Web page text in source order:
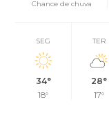
Chance de chuva
SEG
34°
18°
TER
28°
17°